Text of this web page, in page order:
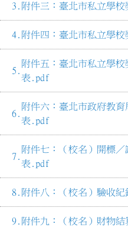
附件三：臺北市私立學
附件四：臺北市私立學
附件五：臺北市私立學
表.pdf
附件六：臺北市政府教
表.pdf
附件七：（校名）開標
表.pdf
附件八：（校名）驗收
附件九：（校名）財物